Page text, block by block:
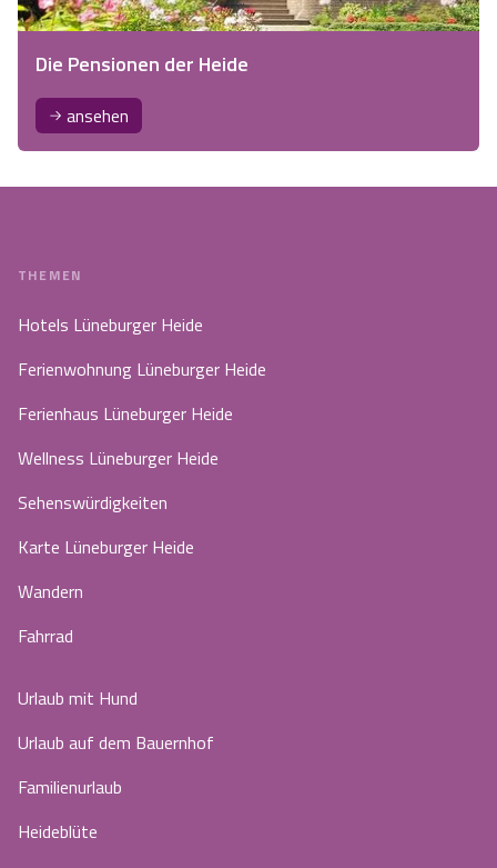
Die Pensionen der Heide
ansehen
THEMEN
Hotels Lüneburger Heide
Ferienwohnung Lüneburger Heide
Ferienhaus Lüneburger Heide
Wellness Lüneburger Heide
Sehenswürdigkeiten
Karte Lüneburger Heide
Wandern
Fahrrad
Urlaub mit Hund
Urlaub auf dem Bauernhof
Familienurlaub
Heideblüte